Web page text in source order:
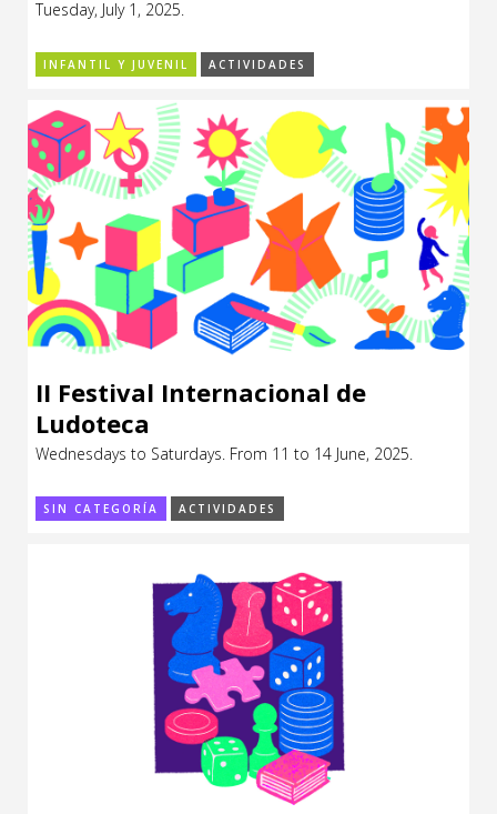
Espacio itinerante de lectura infantil
Formación
Género y Diversidad
Infantil y Juvenil
Letras
Medio Ambiente
Música
Tuesday, July 1, 2025.
INFANTIL Y JUVENIL ACTIVIDADES
II Festival Internacional de
Ludoteca
Wednesdays to Saturdays. From 11 to 14 June, 2025.
SIN CATEGORÍA ACTIVIDADES